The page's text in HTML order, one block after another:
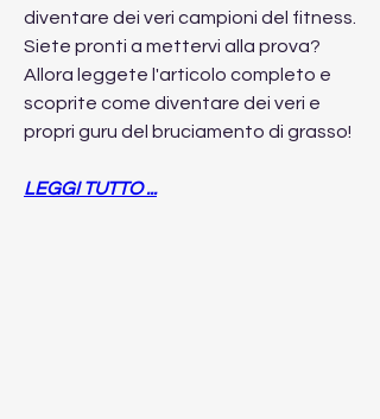
diventare dei veri campioni del fitness.
Siete pronti a mettervi alla prova?
Allora leggete l'articolo completo e
scoprite come diventare dei veri e
propri guru del bruciamento di grasso!
LEGGI TUTTO ...